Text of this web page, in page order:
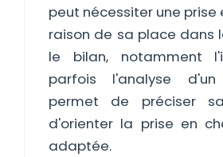
peut nécessiter une prise
raison de sa place dans
le bilan, notamment
parfois l'analyse d'un
permet de préciser
d'orienter la prise en
adaptée.